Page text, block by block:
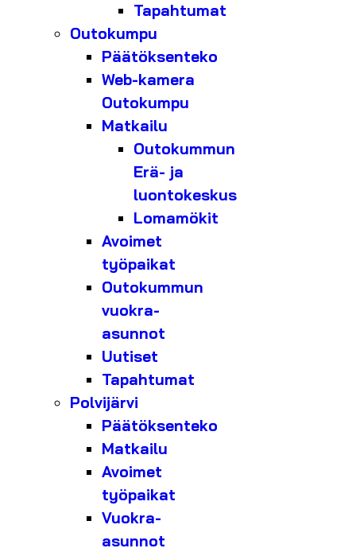
Tapahtumat
Outokumpu
Päätöksenteko
Web-kamera
Outokumpu
Matkailu
Outokummun
Erä- ja
luontokeskus
Lomamökit
Avoimet
työpaikat
Outokummun
vuokra-
asunnot
Uutiset
Tapahtumat
Polvijärvi
Päätöksenteko
Matkailu
Avoimet
työpaikat
Vuokra-
asunnot